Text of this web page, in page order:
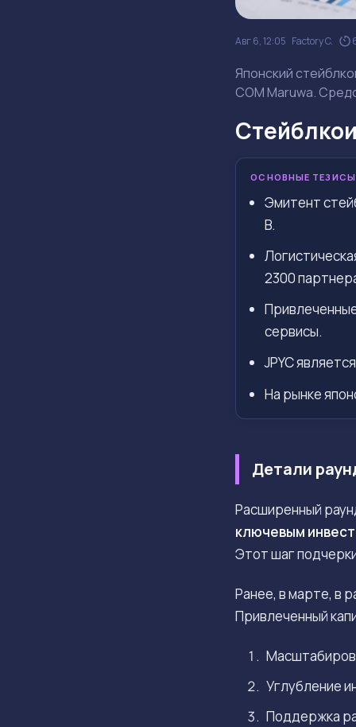
Авг 6, 12:05 Factory C.
Японский
COM Maruwa.
ОСНОВНЫЕ ТЕЗИСЫ
Эмитент
B.
2300
сервисы.
JPYC
На рынке
Детали
Расширенный
ключевым
Этот шаг
Ранее, в марте, в
Привлеченный
Углубление
Поддержка